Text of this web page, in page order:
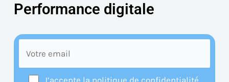
Performance digitale
J’accepte la politique de confidentialité.